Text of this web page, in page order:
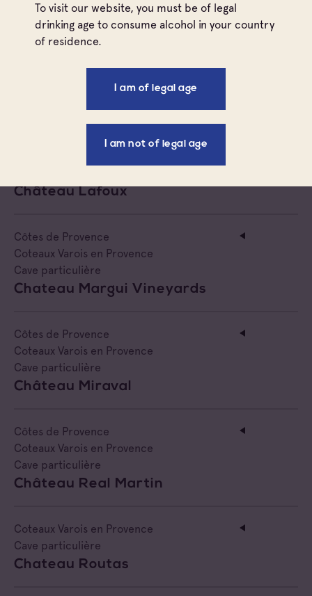
To visit our website, you must be of legal
drinking age to consume alcohol in your country
of residence.
I am of legal age
I am not of legal age
Cave particulière
Château La Lieue
Château La Margilliere
Château Lafoux
Côtes de Provence
Coteaux Varois en Provence
Cave particulière
Chateau Margui Vineyards
Côtes de Provence
Coteaux Varois en Provence
Cave particulière
Château Miraval
Côtes de Provence
Coteaux Varois en Provence
Cave particulière
Château Real Martin
Coteaux Varois en Provence
Cave particulière
Chateau Routas